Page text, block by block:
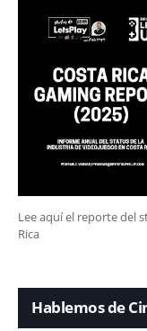
Lee aquí el reporte del
Rica
Hablemos de